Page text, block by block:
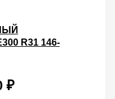
R31 146-
₽